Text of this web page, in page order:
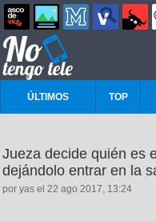
ÚLTIMOS TOP
Jueza decide quién es
dejándolo entrar en la
por yas el 22 ago 2017, 13:24